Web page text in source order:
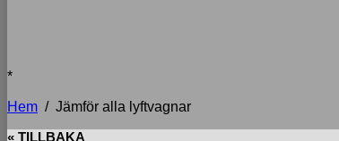
*
Hem / Jämför alla lyftvagnar
« TILLBAKA